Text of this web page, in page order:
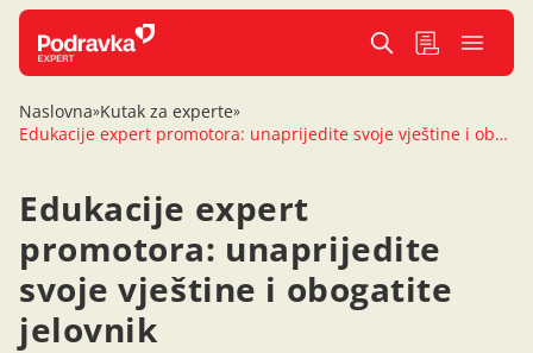
Naslovna»Kutak za experte»
Edukacije expert promotora: unaprijedite svoje vještine i obogatite jelovnik
Edukacije expert
promotora: unaprijedite
svoje vještine i obogatite
jelovnik